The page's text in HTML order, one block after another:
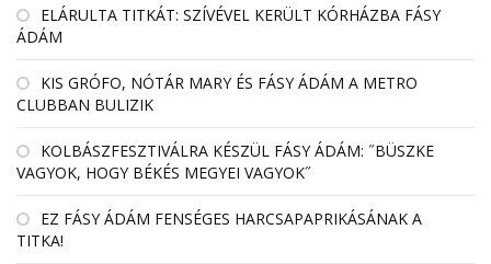
EL­ÁRULTA TIT­KÁT: SZÍ­VÉ­VEL KE­RÜLT KÓR­HÁZBA FÁSY
ÁDÁM
KIS GRÓFO, NÓTÁR MARY ÉS FÁSY ÁDÁM A METRO
CLUBBAN BULIZIK
KOLBÁSZFESZTIVÁLRA KÉSZÜL FÁSY ÁDÁM: ˝BÜSZKE
VAGYOK, HOGY BÉKÉS MEGYEI VAGYOK˝
EZ FÁSY ÁDÁM FENSÉGES HARCSAPAPRIKÁSÁNAK A
TITKA!